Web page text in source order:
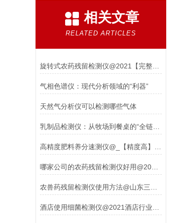
相关文章
RELATED ARTICLES
旋转式农药残留检测仪@2021【完整版】@旋转式农药残留检测仪重磅上市
气相色谱仪：现代分析领域的“利器”
天然气分析仪可以检测哪些气体
乳制品检测仪：从牧场到餐桌的“全链质控卫士”
哪家公司的农药残留检测仪好用@2022【三体重磅】